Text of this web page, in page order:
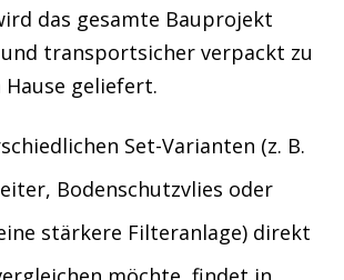
das gesamte Bauprojekt
transportsicher verpackt zu
Hause geliefert.
Set-Varianten (z. B.
Bodenschutzvlies oder
stärkere Filteranlage) direkt